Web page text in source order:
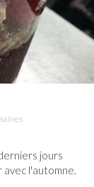
jours
l'automne.